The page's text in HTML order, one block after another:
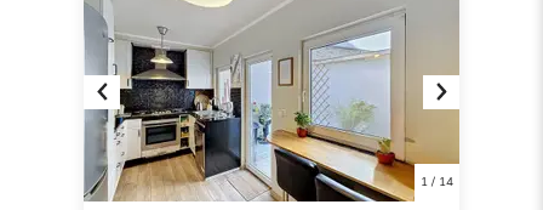
Previous Next
1/ 14